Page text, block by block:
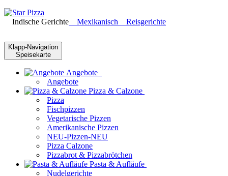
Indische Gerichte Mexikanisch Reisgerichte
Klapp-Navigation
Speisekarte
Angebote
Angebote
Pizza & Calzone
Pizza
Fischpizzen
Vegetarische Pizzen
Amerikanische Pizzen
NEU-Pizzen-NEU
Pizza Calzone
Pizzabrot & Pizzabrötchen
Pasta & Aufläufe
Nudelgerichte